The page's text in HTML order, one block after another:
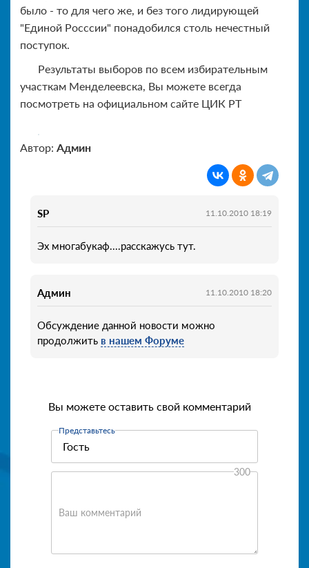
было - то для чего же, и без того лидирующей
"Единой Росссии" понадобился столь нечестный
поступок.
Результаты выборов по всем избирательным
участкам Менделеевска, Вы можете всегда
посмотреть на официальном сайте ЦИК РТ
Автор: Админ
SP 11.10.2010 18:19
Эх многабукаф....расскажусь тут.
Админ 11.10.2010 18:20
Обсуждение данной новости можно
продолжить в нашем Форуме
Вы можете оставить свой комментарий
Представьтесь
Ваш комментарий
300